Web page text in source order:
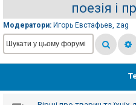
е
є
с
т
р
а
поезія і
Модератори: Игорь Евстафьев, zag